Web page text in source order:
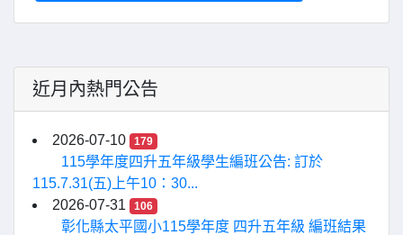
近月內熱門公告
2026-07-10 179
115學年度四升五年級學生編班公告: 訂於
115.7.31(五)上午10：30...
2026-07-31
106
彰化縣太平國小115學年度 四升五年級 編班結果